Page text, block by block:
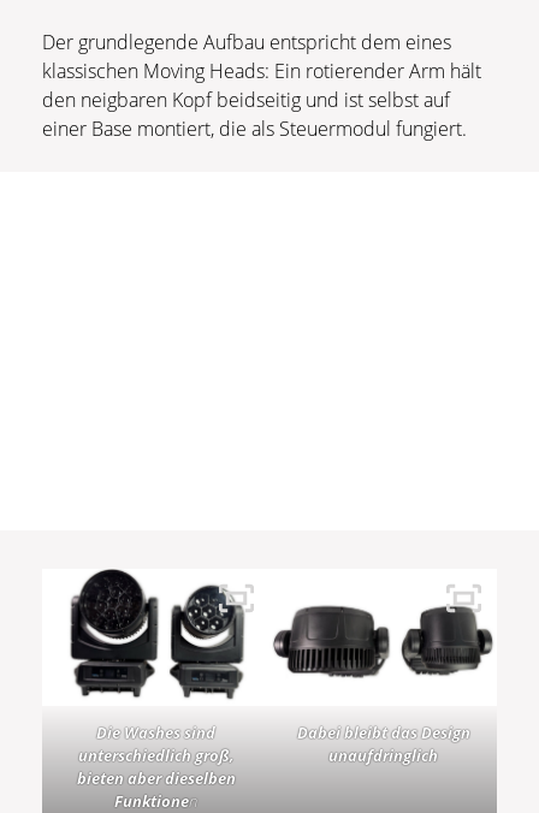
Der grundlegende Aufbau entspricht dem eines
klassischen Moving Heads: Ein rotierender Arm hält
den neigbaren Kopf beidseitig und ist selbst auf
einer Base montiert, die als Steuermodul fungiert.
Die Washes sind
unterschiedlich groß,
bieten aber dieselben
Funktionen
Dabei bleibt das Design
unaufdringlich